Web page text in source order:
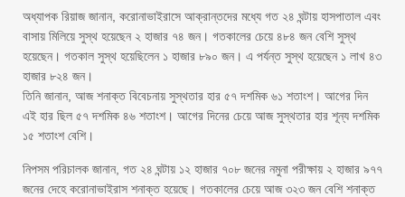
অধ্যাপক রিয়াজ জানান, করোনাভাইরাসে আক্রান্তদের মধ্যে গত ২৪ ঘন্টায় হাসপাতাল এবং
বাসায় মিলিয়ে সুস্থ হয়েছেন ২ হাজার ৭৪ জন। গতকালের চেয়ে ৪৮৪ জন বেশি সুস্থ
হয়েছেন। গতকাল সুস্থ হয়েছিলেন ১ হাজার ৮৯০ জন। এ পর্যন্ত সুস্থ হয়েছেন ১ লাখ ৪৩
হাজার ৮২৪ জন।
তিনি জানান, আজ শনাক্ত বিবেচনায় সুস্থতার হার ৫৭ দশমিক ৬১ শতাংশ। আগের দিন
এই হার ছিল ৫৭ দশমিক ৪৬ শতাংশ। আগের দিনের চেয়ে আজ সুস্থতার হার শূন্য দশমিক
১৫ শতাংশ বেশি।
নিপসম পরিচালক জানান, গত ২৪ ঘন্টায় ১২ হাজার ৭০৮ জনের নমুনা পরীক্ষায় ২ হাজার ৯৭৭
জনের দেহে করোনাভাইরাস শনাক্ত হয়েছে। গতকালের চেয়ে আজ ৩২৩ জন বেশি শনাক্ত